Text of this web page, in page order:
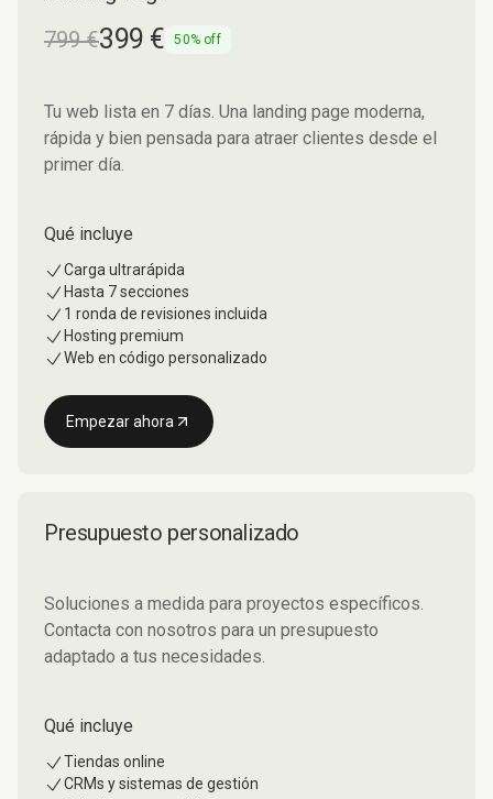
799 €399 € 50% off
Tu web lista en 7 días. Una landing page moderna,
rápida y bien pensada para atraer clientes desde el
primer día.
Qué incluye
Carga ultrarápida
Hasta 7 secciones
1 ronda de revisiones incluida
Hosting premium
Web en código personalizado
Empezar ahora
Presupuesto personalizado
Soluciones a medida para proyectos específicos.
Contacta con nosotros para un presupuesto
adaptado a tus necesidades.
Qué incluye
Tiendas online
CRMs y sistemas de gestión